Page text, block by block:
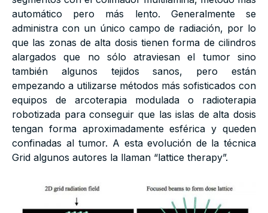
automático pero más lento. Generalmente se
administra con un único campo de radiación, por lo
que las zonas de alta dosis tienen forma de cilindros
alargados que no sólo atraviesan el tumor sino
también algunos tejidos sanos, pero están
empezando a utilizarse métodos más sofisticados con
equipos de arcoterapia modulada o radioterapia
robotizada para conseguir que las islas de alta dosis
tengan forma aproximadamente esférica y queden
confinadas al tumor. A esta evolución de la técnica
Grid algunos autores la llaman “lattice therapy”.